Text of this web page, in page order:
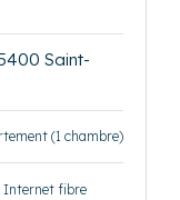
Saint-
(1 chambre)
Internet fibre